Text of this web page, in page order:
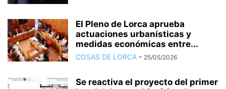
El Pleno de Lorca aprueba
actuaciones urbanísticas y
medidas económicas entre...
COSAS DE LORCA - 25/05/2026
Se reactiva el proyecto del primer